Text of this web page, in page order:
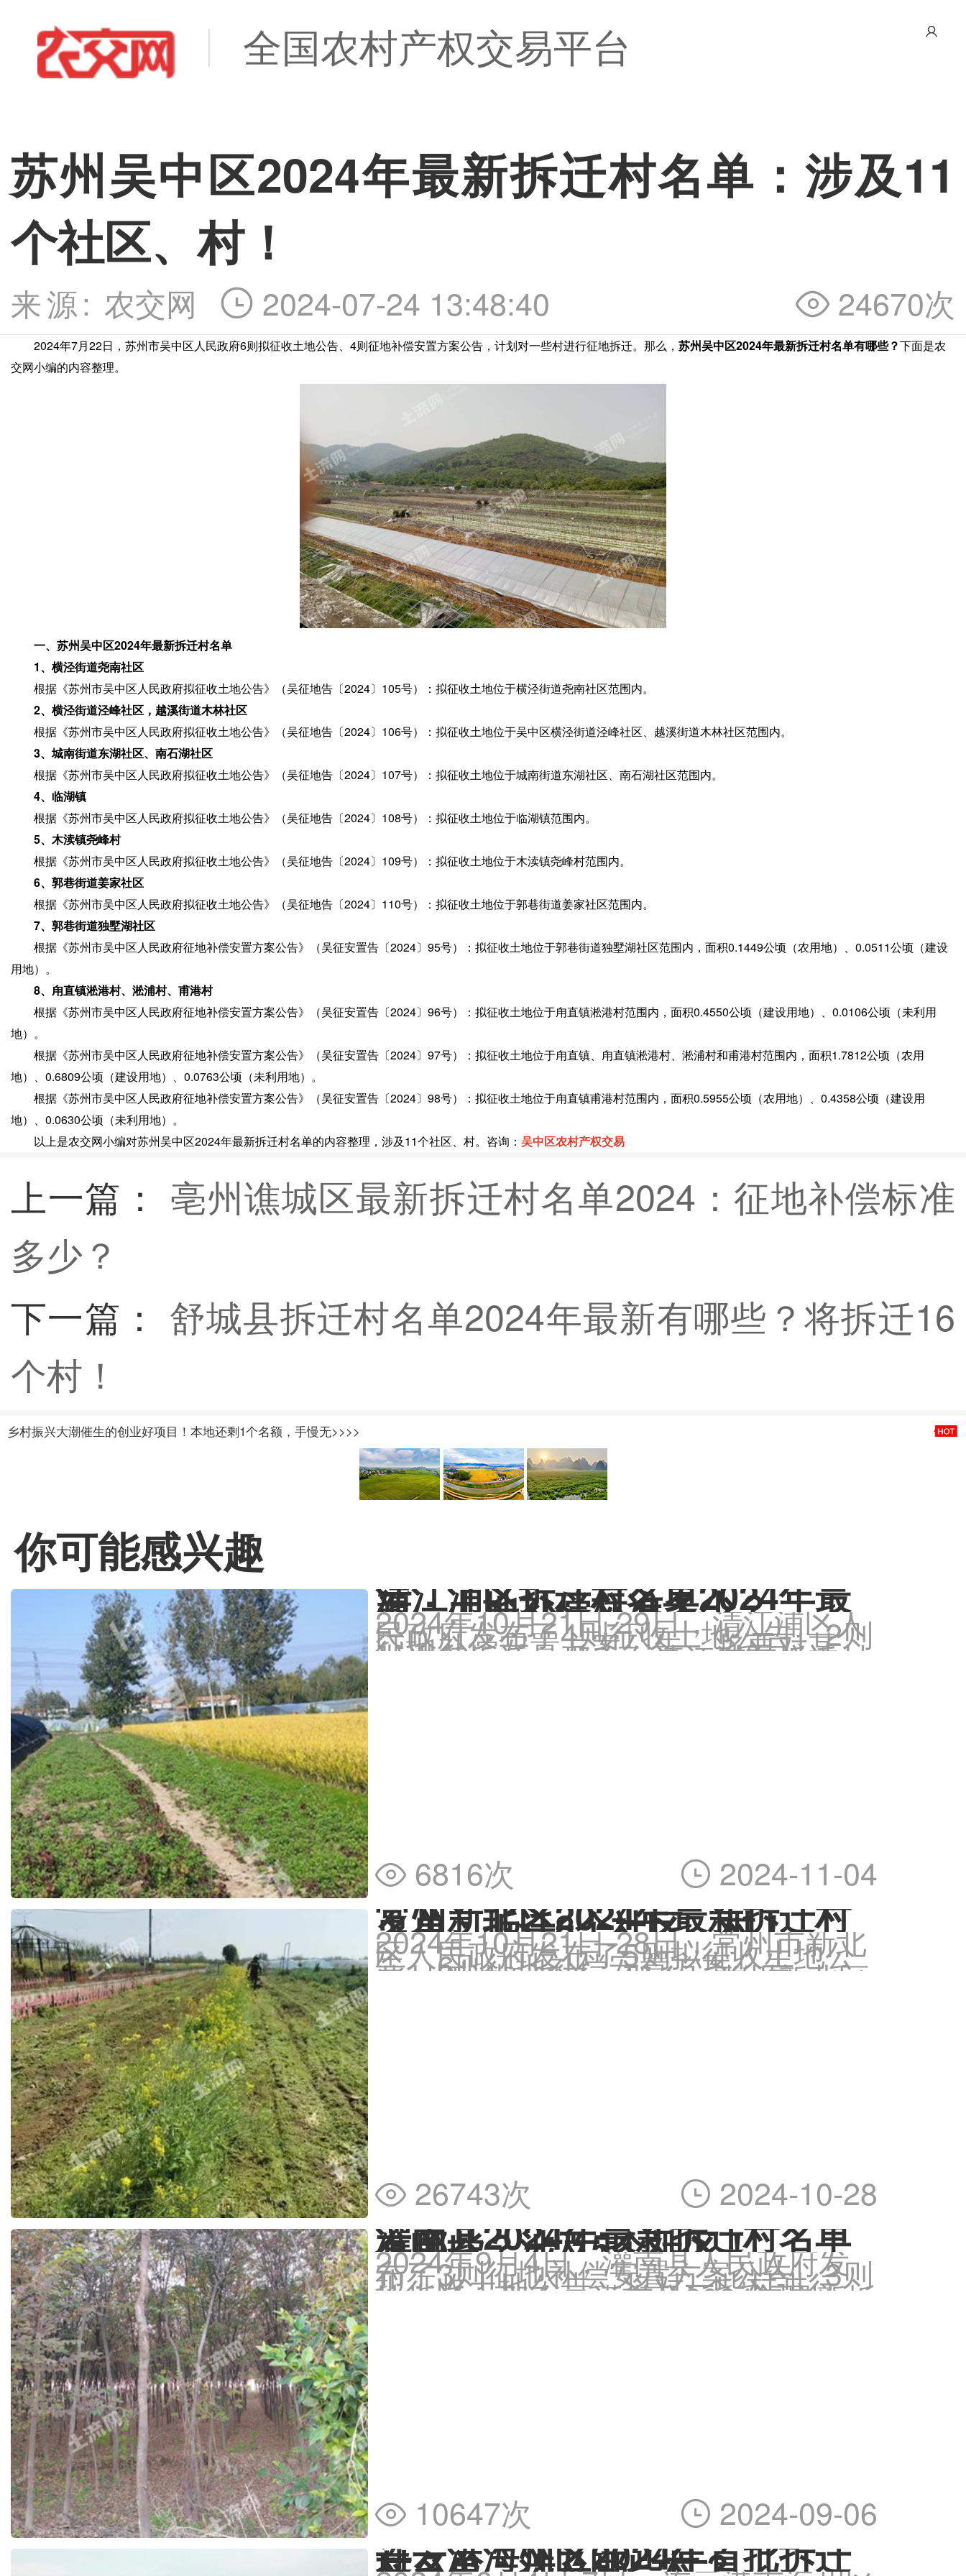
全国农村产权交易平台
苏州吴中区2024年最新拆迁村名单：涉及11
个社区、村！
来源: 农交网 2024-07-24 13:48:40  24670次
2024年7月22日，苏州市吴中区人民政府6则拟征收土地公告、4则征地补偿安置方案公告，计划对一些村进行征地拆迁。那么， 苏州吴中区2024年最新拆迁村名单有哪些？下面是农
交网小编的内容整理。
一、苏州吴中区2024年最新拆迁村名单
1、横泾街道尧南社区
根据《苏州市吴中区人民政府拟征收土地公告》（吴征地告〔2024〕105号）：拟征收土地位于横泾街道尧南社区范围内。
2、横泾街道泾峰社区，越溪街道木林社区
根据《苏州市吴中区人民政府拟征收土地公告》（吴征地告〔2024〕106号）：拟征收土地位于吴中区横泾街道泾峰社区、越溪街道木林社区范围内。
3、城南街道东湖社区、南石湖社区
根据《苏州市吴中区人民政府拟征收土地公告》（吴征地告〔2024〕107号）：拟征收土地位于城南街道东湖社区、南石湖社区范围内。
4、临湖镇
根据《苏州市吴中区人民政府拟征收土地公告》（吴征地告〔2024〕108号）：拟征收土地位于临湖镇范围内。
5、木渎镇尧峰村
根据《苏州市吴中区人民政府拟征收土地公告》（吴征地告〔2024〕109号）：拟征收土地位于木渎镇尧峰村范围内。
6、郭巷街道姜家社区
根据《苏州市吴中区人民政府拟征收土地公告》（吴征地告〔2024〕110号）：拟征收土地位于郭巷街道姜家社区范围内。
7、郭巷街道独墅湖社区
根据《苏州市吴中区人民政府征地补偿安置方案公告》（吴征安置告〔2024〕95号）：拟征收土地位于郭巷街道独墅湖社区范围内，面积0.1449公顷（农用地）、0.0511公顷（建设
用地）。
8、甪直镇淞港村、淞浦村、甫港村
根据《苏州市吴中区人民政府征地补偿安置方案公告》（吴征安置告〔2024〕96号）：拟征收土地位于甪直镇淞港村范围内，面积0.4550公顷（建设用地）、0.0106公顷（未利用
地）。
根据《苏州市吴中区人民政府征地补偿安置方案公告》（吴征安置告〔2024〕97号）：拟征收土地位于甪直镇、甪直镇淞港村、淞浦村和甫港村范围内，面积1.7812公顷（农用
地）、0.6809公顷（建设用地）、0.0763公顷（未利用地）。
根据《苏州市吴中区人民政府征地补偿安置方案公告》（吴征安置告〔2024〕98号）：拟征收土地位于甪直镇甫港村范围内，面积0.5955公顷（农用地）、0.4358公顷（建设用
地）、0.0630公顷（未利用地）。
以上是农交网小编对苏州吴中区2024年最新拆迁村名单的内容整理，涉及11个社区、村。咨询： 吴中区农村产权交易
上一篇： 亳州谯城区最新拆迁村名单2024：征地补偿标准
多少？
下一篇： 舒城县拆迁村名单2024年最新有哪些？将拆迁16
个村！
乡村振兴大潮催生的创业好项目！本地还剩1个名额，手慢无>>>>
你可能感兴趣
清江浦区拆迁村名单2024年最
新：土地补偿标准多少？
2024年10月21日-29日，清江浦区人
民政府发布了4则征收土地公告、2则
征地补偿安置方案公告，将要对某些
村进行拆迁。那么，清江浦区拆迁村
 6816次  2024-11-04
常州新北区2024年最新拆迁村
名单：拆迁8个社区、村！
2024年10月21日-28日，常州市新北
区人民政府发布了5则拟征收土地公
告、6则征地补偿安置方案公告，某
些村要被拆迁了。那么，常州新北区
 26743次  2024-10-28
灌南县2024年最新拆迁村名单
有哪些？涉及5个社区！
2024年9月4日，灌南县人民政府发
布了3则征地补偿安置方案公告、3则
拟征收土地公告，将对一些村进行征
地拆迁。那么，灌南县2024年最新拆
 10647次  2024-09-06
连云港海州区2024年首批拆迁